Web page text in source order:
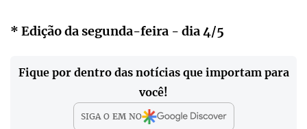
* Edição da segunda-feira - dia 4/5
Fique por dentro das notícias que importam para
você!
SIGA O EMNO